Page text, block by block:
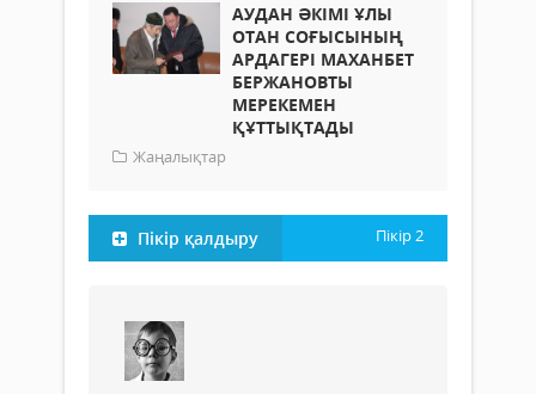
АУДАН ӘКІМІ ҰЛЫ
ОТАН СОҒЫСЫНЫҢ
АРДАГЕРІ МАХАНБЕТ
БЕРЖАНОВТЫ
МЕРЕКЕМЕН
ҚҰТТЫҚТАДЫ
Жаңалықтар
Пікір қалдыру Пікір2